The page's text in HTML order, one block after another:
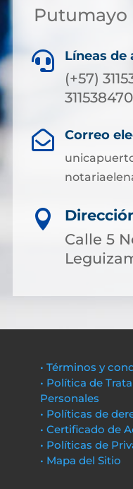
Putumayo
 Líneas de
(+57)
 Correo

Calle 5
• Términos y
• Política de
Personales
• Políticas de
• Certificado de
• Políticas de
• Mapa del Sitio